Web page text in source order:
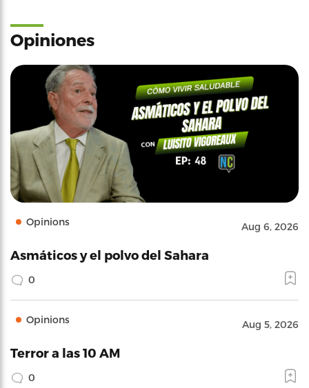
Opiniones
Opinions Aug 6, 2026
Asmáticos y el polvo del Sahara
0
Opinions Aug 5, 2026
Terror a las 10 AM
0